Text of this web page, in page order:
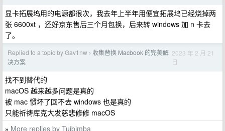
显卡拓展坞用的电源都很次，我去年上半年用便宜拓展坞已经烧掉两
张 6600xt ，还好京东售后三个月包换，后来转 windows 加 n 卡去
了。
Replied to a topic by Gav1nw › 收集替换 Macbook 的完美解
决方案
2023 年 2 月 21
日
找不到替代的
macOS 越来越多问题是真的
被 mac 惯坏了回不去 windows 也是真的
只能祈祷库克大发慈悲修修 macOS
» More replies by Tuibimba